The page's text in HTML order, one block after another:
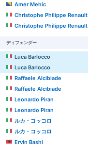
Amer Mehic
Christophe Philippe Renault
Christophe Philippe Renault
ディフェンダー
Luca Barlocco
Luca Barlocco
Raffaele Alcibiade
Raffaele Alcibiade
Leonardo Piran
Leonardo Piran
ルカ・コッコロ
ルカ・コッコロ
Ervin Bashi